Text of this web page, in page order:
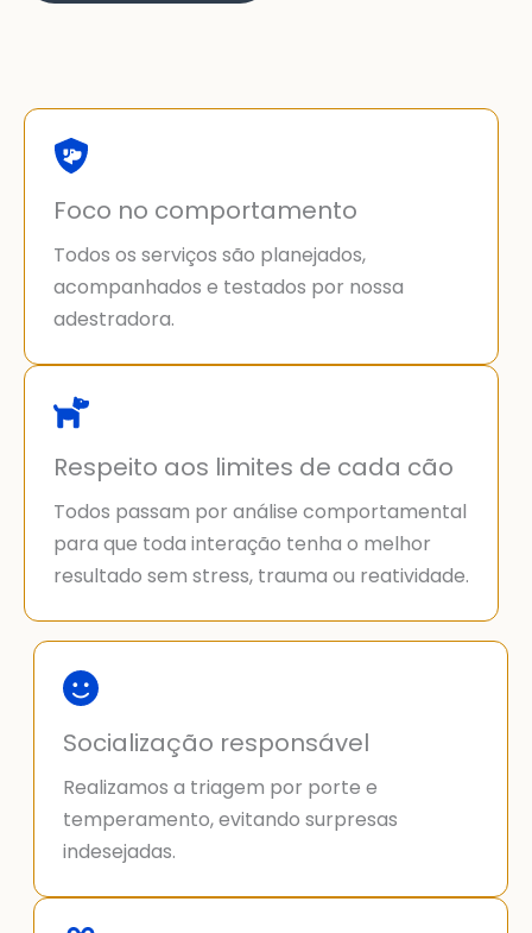
Foco no comportamento
Todos os serviços são planejados,
acompanhados e testados por nossa
adestradora.
Respeito aos limites de cada cão
Todos passam por análise comportamental
para que toda interação tenha o melhor
resultado sem stress, trauma ou reatividade.
Socialização responsável
Realizamos a triagem por porte e
temperamento, evitando surpresas
indesejadas.